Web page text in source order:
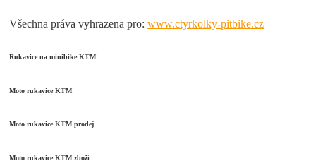
Všechna práva vyhrazena pro:www.ctyrkolky-pitbike.cz
Rukavice na minibike KTM
Moto rukavice KTM
Moto rukavice KTM prodej
Moto rukavice KTM zboží